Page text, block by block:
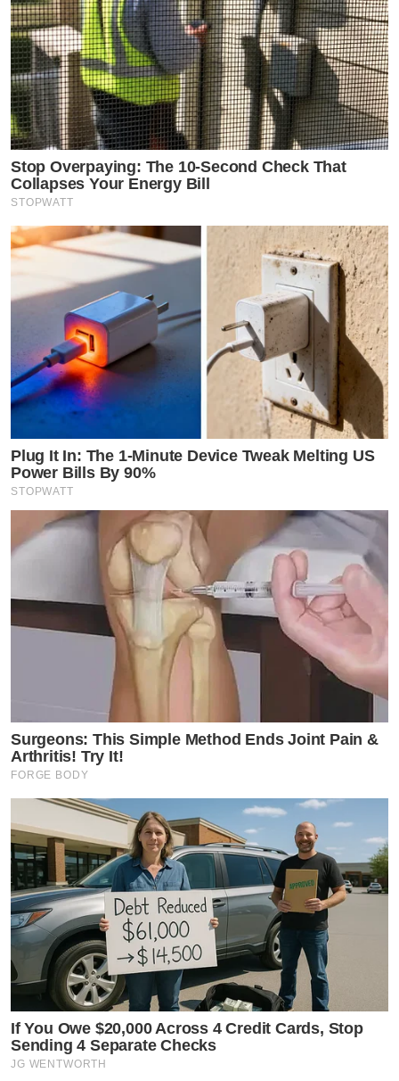
Stop Overpaying: The 10-Second Check That
Collapses Your Energy Bill
STOPWATT
Plug It In: The 1-Minute Device Tweak Melting US
Power Bills By 90%
STOPWATT
Surgeons: This Simple Method Ends Joint Pain &
Arthritis! Try It!
FORGE BODY
If You Owe $20,000 Across 4 Credit Cards, Stop
Sending 4 Separate Checks
JG WENTWORTH